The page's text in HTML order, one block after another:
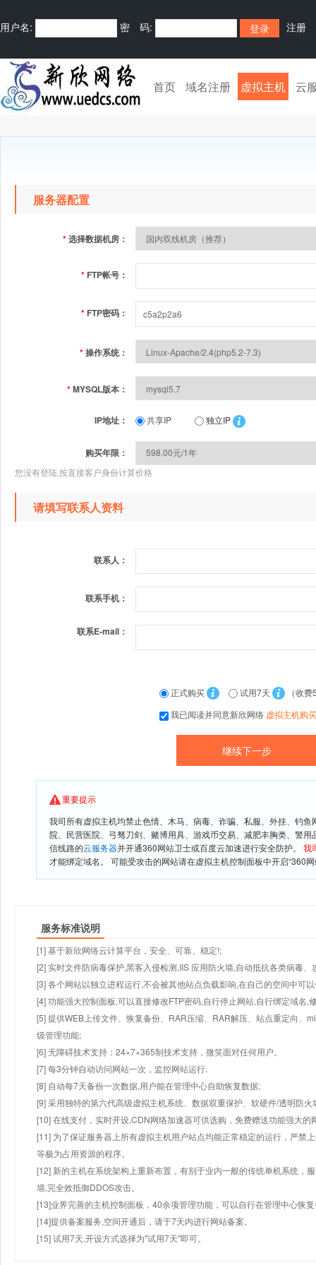
用户名: 密 码: 注册
首页 域名注册 虚拟主机 云
服务器配置
*选择数据机房：
* FTP帐号：
* FTP密码：
*操作系统：
*MYSQL版本：
IP地址： 共享IP 独立IP
购买年限：
您没有登陆,按直接客户身份计算价格
请填写联系人资料
联系人：
联系手机：
联系E-mail：
正式购买 试用7天
（收费
我已阅读并同意新欣网络 虚拟主机购
重要提示
我司所有虚拟主机均禁止色情、木马、病毒、诈骗、私服、外挂、钓
院、民营医院、弓驽刀剑、赌博用具、游戏币交易、减肥丰胸类、警
信线路的云服务器并开通360网站卫士或百度云加速进行安全防护。 我
才能绑定域名。 可能受攻击的网站请在虚拟主机控制面板中开启“360
服务标准说明
[1] 基于新欣网络云计算平台，安全、可靠、稳定!;
[2] 实时文件防病毒保护,黑客入侵检测,IIS 应用防火墙,自动抵抗各类病毒、
[3] 各个网站以独立进程运行,不会被其他站点负载影响,在自己的空间中可
[4] 功能强大控制面板,可以直接修改FTP密码,自行停止网站,自行绑定域名,
[5] 提供WEB上传文件、恢复备份、RAR压缩、RAR解压、站点重定向、
级管理功能;
[6] 无障碍技术支持：24×7×365制技术支持，微笑面对任何用户。
[7] 每3分钟自动访问网站一次，监控网站运行.
[8] 自动每7天备份一次数据,用户能在管理中心自助恢复数据;
[9] 采用独特的第六代高级虚拟主机系统、数据双重保护、软硬件/透明防火
[10] 在线支付，实时开设,CDN网络加速器可供选购，免费赠送功能强大
[11] 为了保证服务器上所有虚拟主机用户站点均能正常稳定的运行，严禁
等极为占用资源的程序。
[12] 新的主机在系统架构上重新布置，有别于业内一般的传统单机系统，
墙,完全效抵御DDOS攻击。
[13]业界完善的主机控制面板，40余项管理功能，可以自行在管理中心恢
[14]提供备案服务,空间开通后，请于7天内进行网站备案。
[15] 试用7天.开设方式选择为"试用7天"即可。